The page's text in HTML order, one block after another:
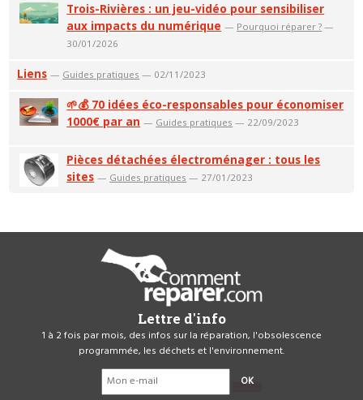
Trois-Rivières : un jeu-vidéo pour sensibiliser
aux impacts du numérique — Pourquoi réparer ? —
30/01/2026
Liens — Guides pratiques — 02/11/2023
🌱💰 70 idées éco-responsables pour économiser
1000€ par an — Guides pratiques — 22/09/2023
Pièces détachées électroménager : tous les
sites — Guides pratiques — 27/01/2023
Lettre d'info
1 à 2 fois par mois, des infos sur la réparation, l'obsolescence
programmée, les déchets et l'environnement.
OK